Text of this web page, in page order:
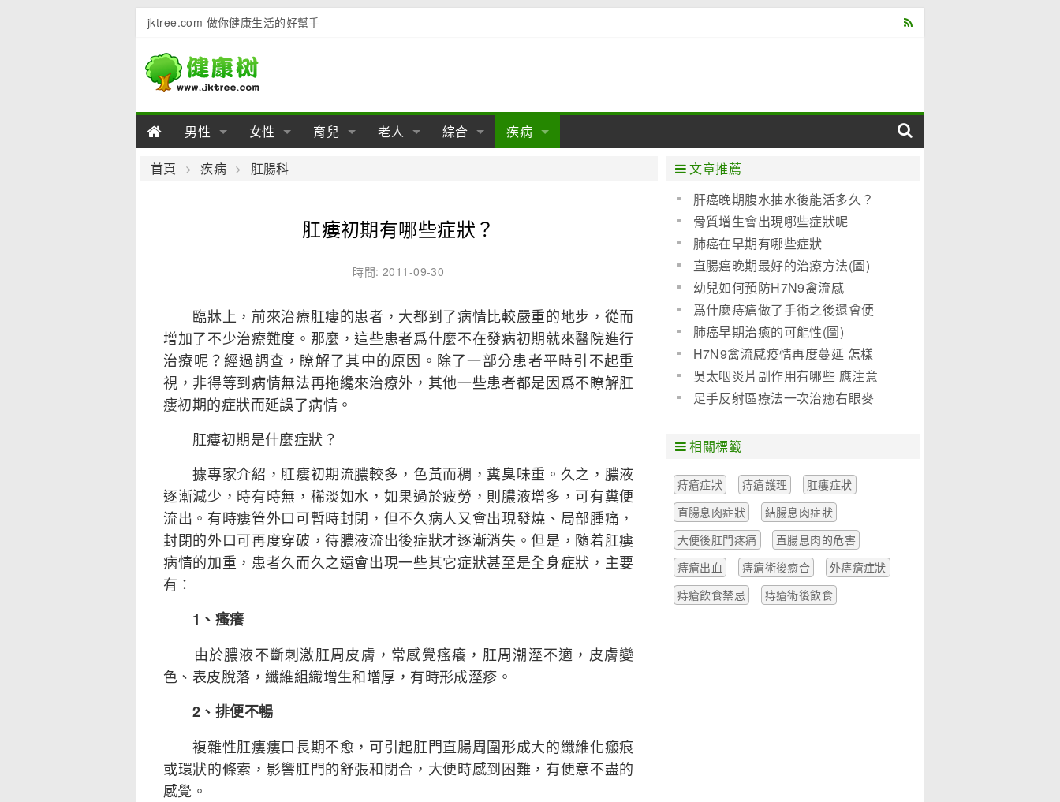
jktree.com 做你健康生活的好幫手
男性
男性陽痿
男性早泄
男性用品 男性疾病
女性
女性乳房
女性生理 女性疾病
育兒
幼兒期
學前期 母嬰用品
老人
老人用品
老人護理
綜合
亞健康
疾病
肝病
泌尿科
心血管
口腔科
內科
首頁 疾病 肛腸科
肛瘻初期有哪些症狀？
時間: 2011-09-30
臨牀上，前來治療肛瘻的患者，大都到了病情比較嚴重的地步，從而
增加了不少治療難度。那麼，這些患者爲什麼不在發病初期就來醫院進行
治療呢？經過調查，瞭解了其中的原因。除了一部分患者平時引不起重
視，非得等到病情無法再拖纔來治療外，其他一些患者都是因爲不瞭解肛
瘻初期的症狀而延誤了病情。
肛瘻初期是什麼症狀？
據專家介紹，肛瘻初期流膿較多，色黃而稠，糞臭味重。久之，膿液
逐漸減少，時有時無，稀淡如水，如果過於疲勞，則膿液增多，可有糞便
流出。有時瘻管外口可暫時封閉，但不久病人又會出現發燒、局部腫痛，
封閉的外口可再度穿破，待膿液流出後症狀才逐漸消失。但是，隨着肛瘻
病情的加重，患者久而久之還會出現一些其它症狀甚至是全身症狀，主要
有：
1、瘙癢
由於膿液不斷刺激肛周皮膚，常感覺瘙癢，肛周潮溼不適，皮膚變
色、表皮脫落，纖維組織增生和增厚，有時形成溼疹。
2、排便不暢
複雜性肛瘻瘻口長期不愈，可引起肛門直腸周圍形成大的纖維化瘢痕
或環狀的條索，影響肛門的舒張和閉合，大便時感到困難，有便意不盡的
感覺。
文章推薦
肝癌晚期腹水抽水後能活多久？
骨質增生會出現哪些症狀呢
肺癌在早期有哪些症狀
直腸癌晚期最好的治療方法(圖)
幼兒如何預防H7N9禽流感
爲什麼痔瘡做了手術之後還會便
血呢？
肺癌早期治癒的可能性(圖)
H7N9禽流感疫情再度蔓延 怎樣
預防是關鍵!(圖)
吳太咽炎片副作用有哪些 應注意
些什麼
足手反射區療法一次治癒右眼麥
相關標籤
痔瘡症狀 痔瘡護理
肛瘻症狀
直腸息肉症狀
結腸息肉症狀
大便後肛門疼痛
直腸息肉的危害
痔瘡出血
痔瘡術後癒合
外痔瘡症狀
痔瘡飲食禁忌
痔瘡術後飲食